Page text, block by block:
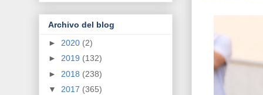
Archivo del blog
► 2020 (2)
► 2019 (132)
► 2018 (238)
▼ 2017 (365)